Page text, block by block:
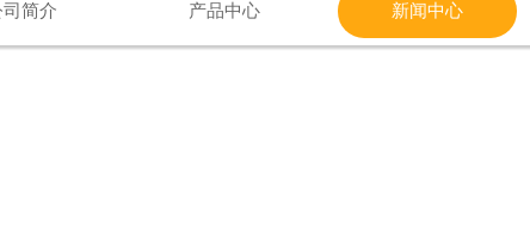
司简介 产品中心 新闻中心